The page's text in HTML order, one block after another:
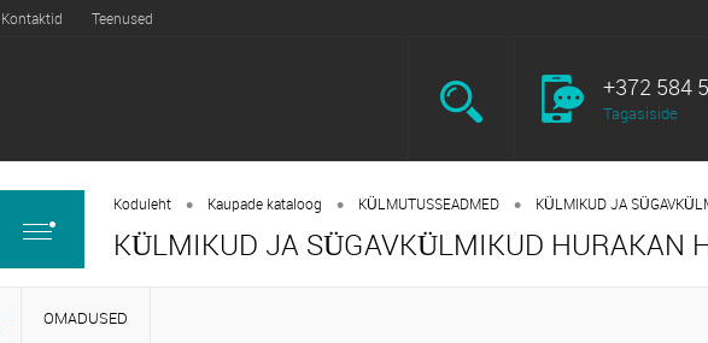
Kontaktid Teenused
+372 584
Tagasiside
Koduleht • Kaupade kataloog • KÜLMUTUSSEADMED • KÜLMIKUD JA
KÜLMIKUD JA SÜGAVKÜLMIKUD HURAKAN
OMADUSED